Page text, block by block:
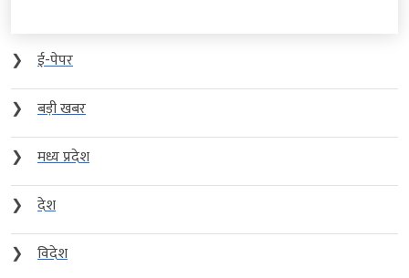
❯
ई-पेपर
❯
बड़ी खबर
❯
मध्य प्रदेश
❯
देश
❯
विदेश